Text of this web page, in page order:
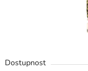
Dostupnost